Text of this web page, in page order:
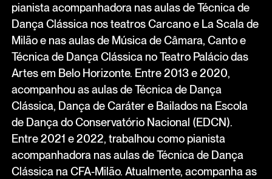
pianista acompanhadora nas aulas de Técnica de
Dança Clássica nos teatros Carcano e La Scala de
Milão e nas aulas de Música de Câmara, Canto e
Técnica de Dança Clássica no Teatro Palácio das
Artes em Belo Horizonte. Entre 2013 e 2020,
acompanhou as aulas de Técnica de Dança
Clássica, Dança de Caráter e Bailados na Escola
de Dança do Conservatório Nacional (EDCN).
Entre 2021 e 2022, trabalhou como pianista
acompanhadora nas aulas de Técnica de Dança
Clássica na CFA-Milão. Atualmente, acompanha as